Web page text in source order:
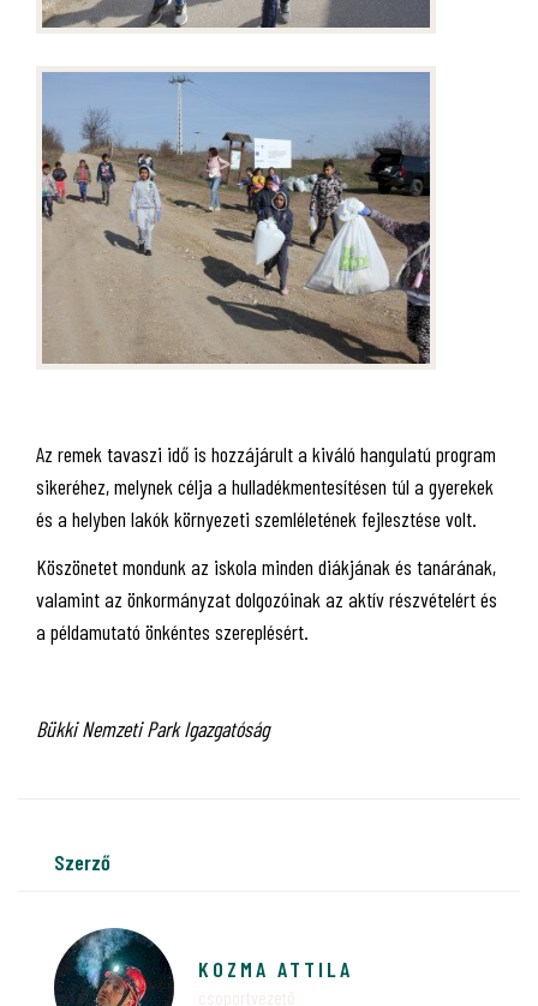
Az remek tavaszi idő is hozzájárult a kiváló hangulatú program
sikeréhez, melynek célja a hulladékmentesítésen túl a gyerekek
és a helyben lakók környezeti szemléletének fejlesztése volt.
Köszönetet mondunk az iskola minden diákjának és tanárának,
valamint az önkormányzat dolgozóinak az aktív részvételért és
a példamutató önkéntes szereplésért.
Bükki Nemzeti Park Igazgatóság
szerző
KOZMA ATTILA